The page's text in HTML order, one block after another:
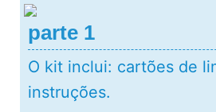
parte 1
O kit inclui: cartões de
instruções.